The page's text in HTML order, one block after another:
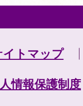
イトマップ
情報保護制度